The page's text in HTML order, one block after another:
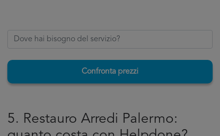
Confronta prezzi
5. Restauro Arredi Palermo: